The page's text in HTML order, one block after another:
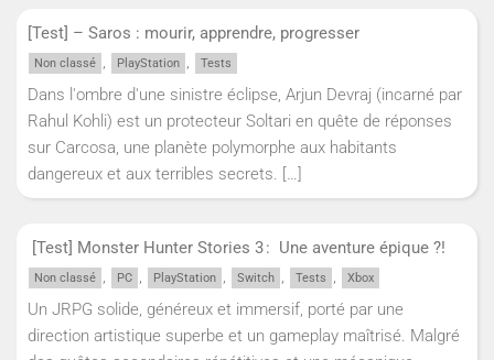
[Test] – Saros : mourir, apprendre, progresser
Non classé , PlayStation , Tests
Dans l'ombre d'une sinistre éclipse, Arjun Devraj (incarné par
Rahul Kohli) est un protecteur Soltari en quête de réponses
sur Carcosa, une planète polymorphe aux habitants
dangereux et aux terribles secrets. […]
[Test] Monster Hunter Stories 3 : Une aventure épique ?!
Non classé , PC , PlayStation , Switch , Tests , Xbox
Un JRPG solide, généreux et immersif, porté par une
direction artistique superbe et un gameplay maîtrisé. Malgré